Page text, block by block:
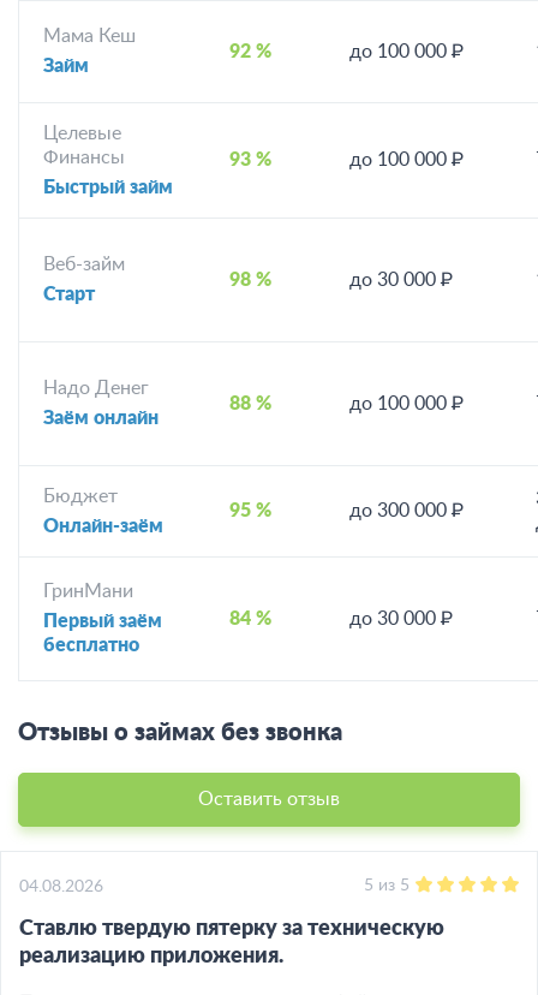
Мама Кеш
Займ
92 % до 100 000 ₽
Целевые
Финансы
Быстрый займ
93 % до 100 000 ₽
Веб-займ
Старт
98 % до 30 000 ₽
Надо Денег
Заём онлайн
88 % до 100 000 ₽
Бюджет
Онлайн-заём
95 % до 300 000 ₽
ГринМани
Первый заём
бесплатно
84 % до 30 000 ₽
Отзывы о займах без звонка
Оставить отзыв
04.08.2026 5 из 5
Ставлю твердую пятерку за техническую
реализацию приложения.